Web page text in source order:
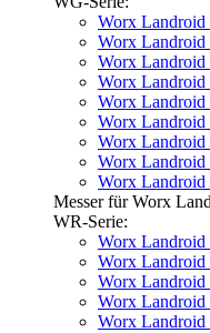
Worx Landroid
Worx Landroid
Worx Landroid
Worx Landroid
Worx Landroid
Worx Landroid
Worx Landroid
Worx Landroid
Worx Landroid
Messer für Worx
WR-Serie:
Worx Landroid
Worx Landroid
Worx Landroid
Worx Landroid
Worx Landroid